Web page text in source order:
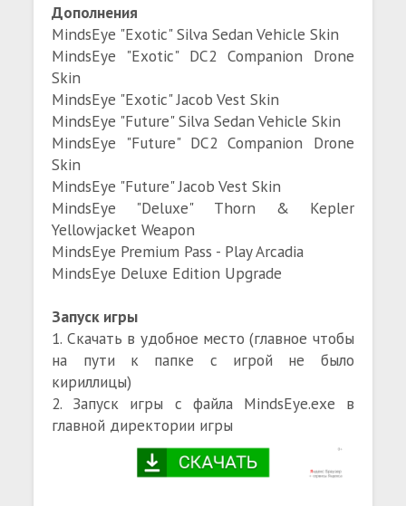
Дополнения
MindsEye "Exotic" Silva Sedan Vehicle Skin
MindsEye "Exotic" DC2 Companion Drone
Skin
MindsEye "Exotic" Jacob Vest Skin
MindsEye "Future" Silva Sedan Vehicle Skin
MindsEye "Future" DC2 Companion Drone
Skin
MindsEye "Future" Jacob Vest Skin
MindsEye "Deluxe" Thorn & Kepler
Yellowjacket Weapon
MindsEye Premium Pass - Play Arcadia
MindsEye Deluxe Edition Upgrade
Запуск игры
1. Скачать в удобное место (главное чтобы
на пути к папке с игрой не было
кириллицы)
2. Запуск игры с файла MindsEye.exe в
главной директории игры